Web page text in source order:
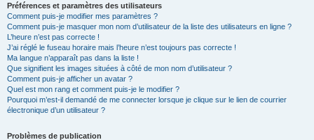
Préférences et paramètres des utilisateurs
Comment puis-je modifier mes paramètres ?
Comment puis-je masquer mon nom d’utilisateur de la liste des utilisateurs en ligne ?
L’heure n’est pas correcte !
J’ai réglé le fuseau horaire mais l’heure n’est toujours pas correcte !
Ma langue n’apparaît pas dans la liste !
Que signifient les images situées à côté de mon nom d’utilisateur ?
Comment puis-je afficher un avatar ?
Quel est mon rang et comment puis-je le modifier ?
Pourquoi m’est-il demandé de me connecter lorsque je clique sur le lien de courrier
électronique d’un utilisateur ?
Problèmes de publication